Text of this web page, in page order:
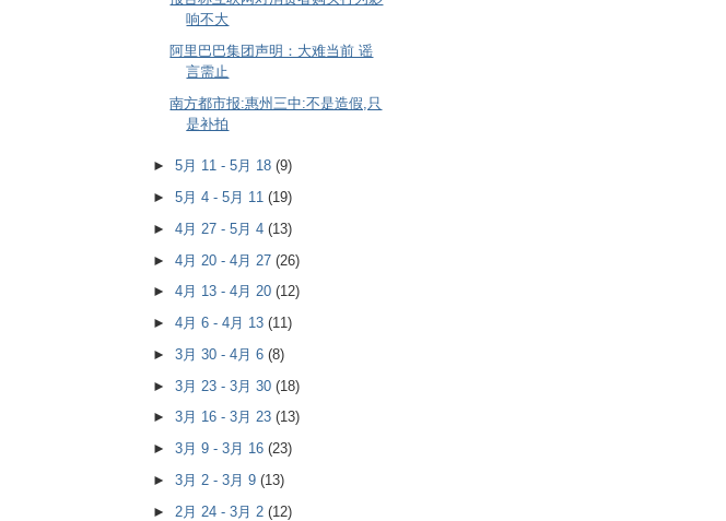
响不大
阿里巴巴集团声明：大难当前 谣
言需止
南方都市报:惠州三中:不是造假,只
是补拍
► 5月 11 - 5月 18 (9)
► 5月 4 - 5月 11 (19)
► 4月 27 - 5月 4 (13)
► 4月 20 - 4月 27 (26)
► 4月 13 - 4月 20 (12)
► 4月 6 - 4月 13 (11)
► 3月 30 - 4月 6 (8)
► 3月 23 - 3月 30 (18)
► 3月 16 - 3月 23 (13)
► 3月 9 - 3月 16 (23)
► 3月 2 - 3月 9 (13)
► 2月 24 - 3月 2 (12)